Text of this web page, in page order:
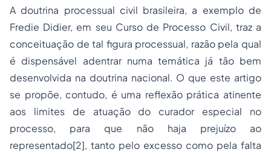
A doutrina processual civil brasileira, a exemplo de
Fredie Didier, em seu Curso de Processo Civil, traz a
conceituação de tal figura processual, razão pela qual
é dispensável adentrar numa temática já tão bem
desenvolvida na doutrina nacional. O que este artigo
se propõe, contudo, é uma reflexão prática atinente
aos limites de atuação do curador especial no
processo, para que não haja prejuízo ao
representado[2], tanto pelo excesso como pela falta